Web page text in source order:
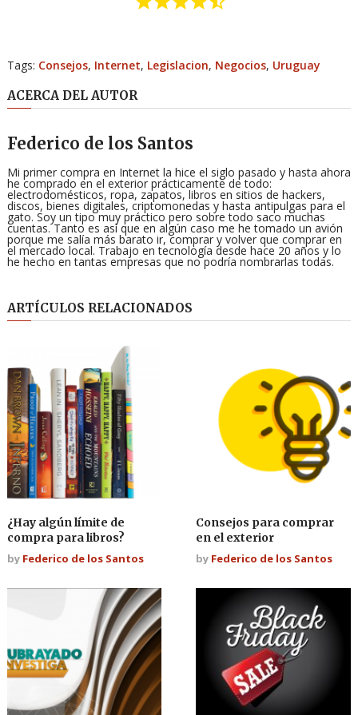
Tags: Consejos, Internet, Legislacion, Negocios, Uruguay
ACERCA DEL AUTOR
Federico de los Santos
Mi primer compra en Internet la hice el siglo pasado y hasta ahora
he comprado en el exterior prácticamente de todo:
electrodomésticos, ropa, zapatos, libros en sitios de hackers,
discos, bienes digitales, criptomonedas y hasta antipulgas para el
gato. Soy un tipo muy práctico pero sobre todo saco muchas
cuentas. Tanto es así que en algún caso me he tomado un avión
porque me salía más barato ir, comprar y volver que comprar en
el mercado local. Trabajo en tecnología desde hace 20 años y lo
he hecho en tantas empresas que no podría nombrarlas todas.
ARTÍCULOS RELACIONADOS
¿Hay algún límite de
compra para libros?
by Federico de los Santos
Consejos para comprar
en el exterior
by Federico de los Santos